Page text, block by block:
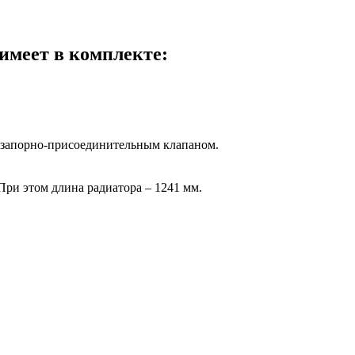
в комплекте:
присоединительным клапаном.
этом длина радиатора – 1241 мм.